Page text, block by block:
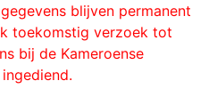
blijven permanent
toekomstig verzoek tot
bij de Kameroense